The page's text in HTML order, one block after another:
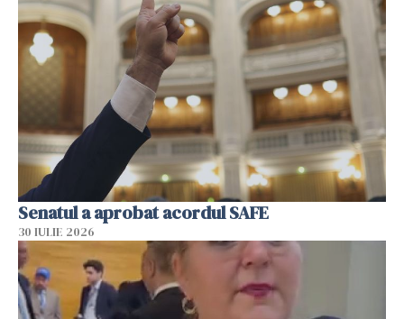
Senatul a aprobat acordul SAFE
30 IULIE 2026